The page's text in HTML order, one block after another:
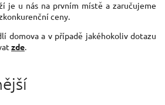
je u nás na prvním místě a zaručujeme
ceny.
domova a v případě jakéhokoliv dotazu
zde.